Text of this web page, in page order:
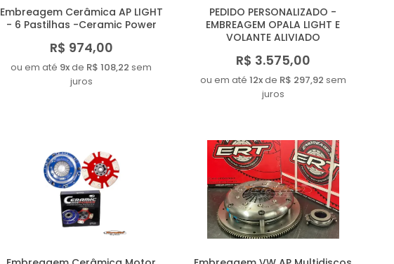
Embreagem Cerâmica AP LIGHT
- 6 Pastilhas -Ceramic Power
R$ 974,00
ou em até 9xde R$ 108,22 sem
juros
PEDIDO PERSONALIZADO -
EMBREAGEM OPALA LIGHT E
VOLANTE ALIVIADO
R$ 3.575,00
ou em até 12xde R$ 297,92 sem
juros